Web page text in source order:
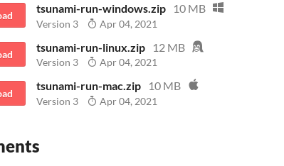
tsunami-run-windows.zip 10 MB
Version 3 Apr 04, 2021
tsunami-run-linux.zip 12 MB
Version 3 Apr 04, 2021
tsunami-run-mac.zip 10 MB
Version 3 Apr 04, 2021